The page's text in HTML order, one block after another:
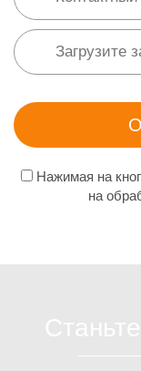
Нажимая на
на